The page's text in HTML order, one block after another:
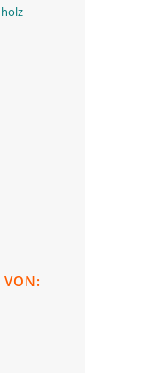
VON: